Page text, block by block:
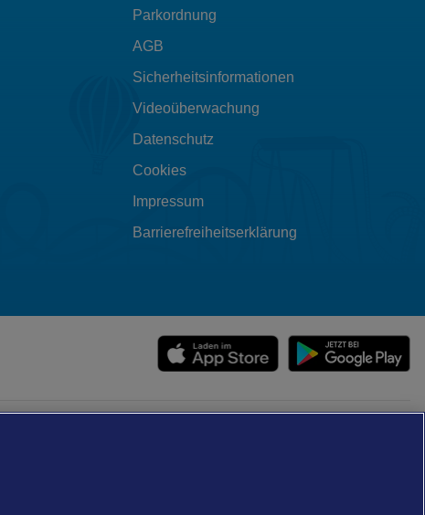
Parkordnung
AGB
Sicherheitsinformationen
Videoüberwachung
Datenschutz
Cookies
Impressum
Barrierefreiheitserklärung